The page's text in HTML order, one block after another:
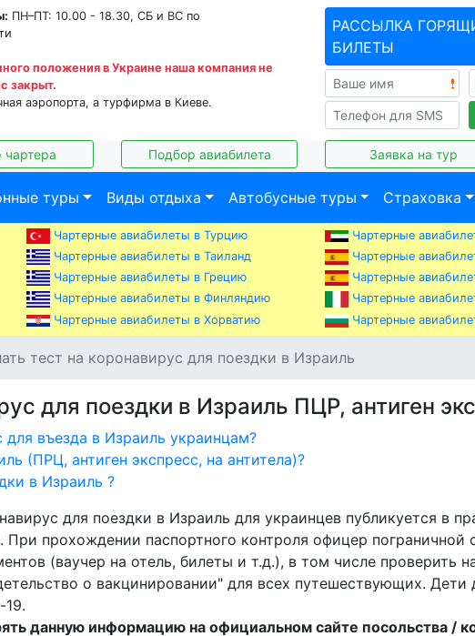
ПН–ПТ: 10.00 - 18.30, СБ и ВС по
положения в Украине наша компания не
закрыт.
аэропорта, а турфирма в Киеве.
РАССЫЛКА
БИЛЕТЫ
чартера Подбор авиабилета Заявка на тур
туры Виды отдыха Автобусные туры Страховка
Чартерные авиабилеты в Турцию Чартерные
Чартерные авиабилеты в Таиланд Чартерные
Чартерные авиабилеты в Грецию Чартерные
Чартерные авиабилеты в Финляндию Чартерные
Чартерные авиабилеты в Хорватию Чартерные
тест на коронавирус для поездки в Израиль
для поездки в Израиль ПЦР, антиген
въезда в Израиль украинцам?
(ПРЦ, антиген экспресс, на антитела)?
в Израиль ?
для поездки в Израиль для украинцев публикуется в
При прохождении паспортного контроля офицер
(ваучер на отель, билеты и т.д.), в том числе проверить
о вакцинировании" для всех путешествующих. Дети
данную информацию на официальном сайте посольства /